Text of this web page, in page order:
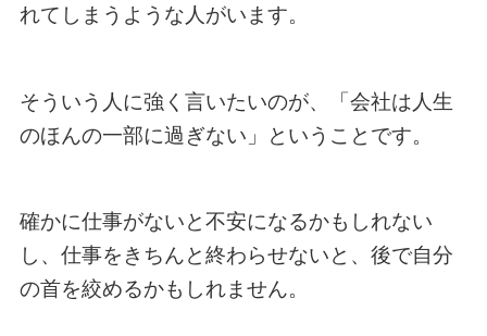
れてしまうような人がいます。
そういう人に強く言いたいのが、「会社は人生
のほんの一部に過ぎない」ということです。
確かに仕事がないと不安になるかもしれない
し、仕事をきちんと終わらせないと、後で自分
の首を絞めるかもしれません。